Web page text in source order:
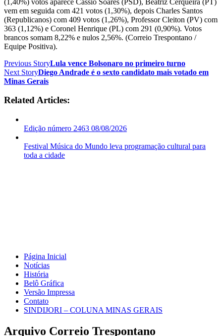
vem em seguida com 421 votos (1,30%), depois Charles Santos
(Republicanos) com 409 votos (1,26%), Professor Cleiton (PV) com
363 (1,12%) e Coronel Henrique (PL) com 291 (0,90%). Votos
brancos somam 8,22% e nulos 2,56%. (Correio Trespontano /
Equipe Positiva).
Previous StoryLula vence Bolsonaro no primeiro turno
Next StoryDiego Andrade é o sexto candidato mais votado em
Minas Gerais
Related Articles:
Edição número 2463 08/08/2026
Festival Música do Mundo leva programação cultural para
toda a cidade
Página Inicial
Notícias
História
Belô Gráfica
Versão Impressa
Contato
SINDIJORI – COLUNA MINAS GERAIS
Arquivo Correio Trespontano